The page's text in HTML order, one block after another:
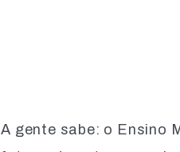
A gente sabe: o Ensino